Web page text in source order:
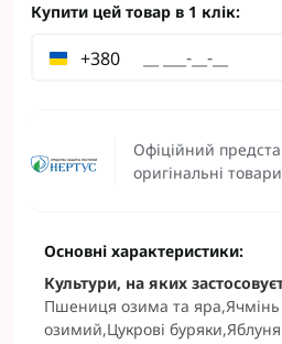
Офіційний
оригінальні
Купити цей товар в 1 клік:
+380
Основні характеристики:
Культури, на яких
Пшениця озима та
озимий,Цукрові буряки,Яблуня